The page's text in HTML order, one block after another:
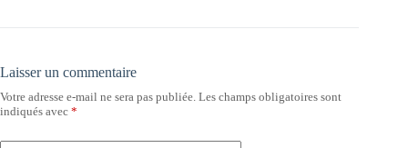
Laisser un commentaire
Votre adresse e-mail ne sera pas publiée. Les champs obligatoires sont
indiqués avec *